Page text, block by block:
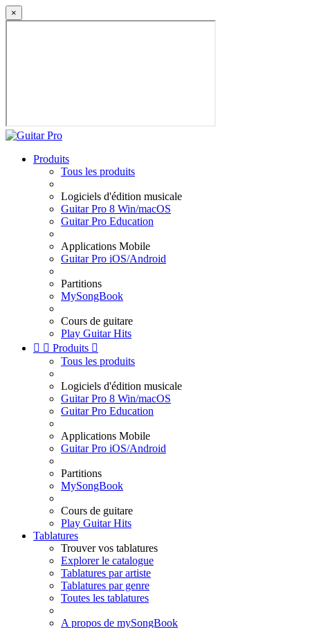
×
Produits
Tous les produits
Logiciels d'édition musicale
Guitar Pro 8 Win/macOS
Guitar Pro Education
Applications Mobile
Guitar Pro iOS/Android
Partitions
MySongBook
Cours de guitare
Play Guitar Hits
  Produits 
Tous les produits
Logiciels d'édition musicale
Guitar Pro 8 Win/macOS
Guitar Pro Education
Applications Mobile
Guitar Pro iOS/Android
Partitions
MySongBook
Cours de guitare
Play Guitar Hits
Tablatures
Trouver vos tablatures
Explorer le catalogue
Tablatures par artiste
Tablatures par genre
Toutes les tablatures
A propos de mySongBook